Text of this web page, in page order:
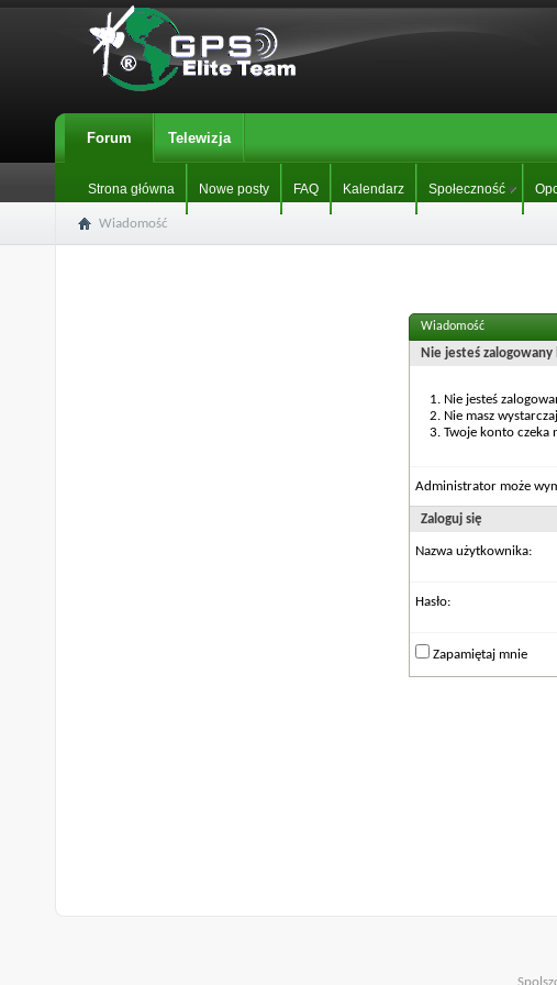
Forum
Strona główna Nowe posty FAQ Kalendarz Społeczność
Telewizja
Wiadomość
Wiadomość
Nie jesteś
Nie jesteś
Nie masz
Twoje konto czeka
Administrator może
Zaloguj się
Nazwa użytkownika:
Hasło:
Zapamiętaj mnie